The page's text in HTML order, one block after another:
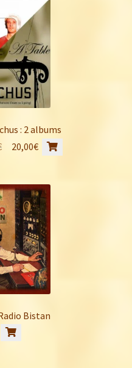
: 2 albums
Le
était :
24,00€.
20,00€ Le
est :
20,00€.
Bistan